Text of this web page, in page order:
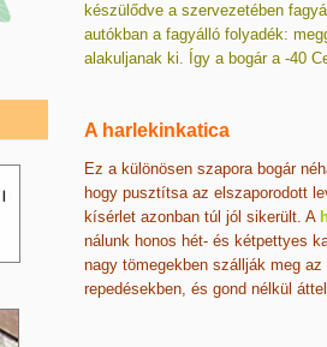
készülődve a szervezetében
autókban a fagyálló folyadék:
alakuljanak ki. Így a bogár a -40
A harlekinkatica
Ez a különösen szapora bogár
hogy pusztítsa az elszaporodott
kísérlet azonban túl jól sikerült. A
nálunk honos hét- és kétpettyes
nagy tömegekben szállják meg
repedésekben, és gond nélkül